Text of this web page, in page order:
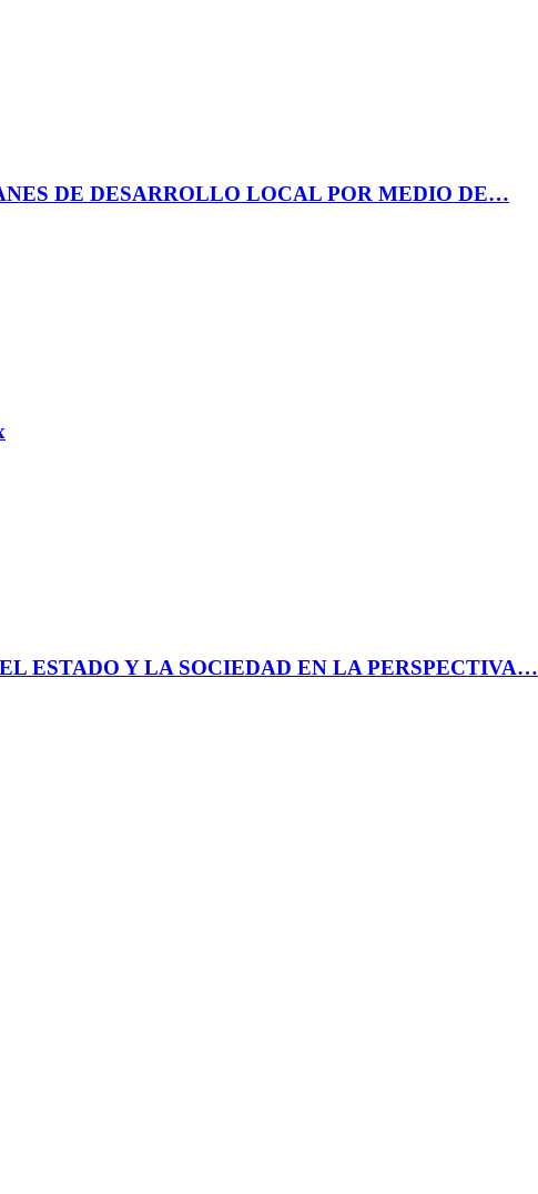
DE DESARROLLO LOCAL POR MEDIO DE…
ESTADO Y LA SOCIEDAD EN LA PERSPECTIVA…